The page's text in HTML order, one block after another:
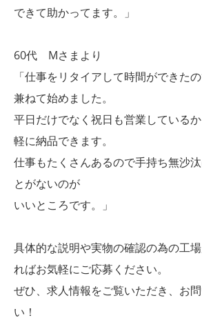
できて助かってます。」
60代 Mさまより
「仕事をリタイアして時間ができた
兼ねて始めました。
平日だけでなく祝日も営業している
軽に納品できます。
仕事もたくさんあるので手持ち無沙
とがないのが
いいところです。」
具体的な説明や実物の確認の為の工
ればお気軽にご応募ください。
ぜひ、求人情報をご覧いただき、お
い！